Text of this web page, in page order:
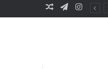
تلگرام
اینستاگرام